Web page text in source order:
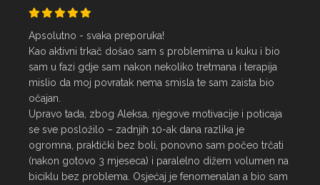
Apsolutno - svaka preporuka!
Kao aktivni trkač došao sam s problemima u kuku i bio
sam u fazi gdje sam nakon nekoliko tretmana i terapija
mislio da moj povratak nema smisla te sam zaista bio
očajan.
Upravo tada, zbog Aleksa, njegove motivacije i poticaja
se sve posložilo – zadnjih 10-ak dana razlika je
ogromna, praktički bez boli, ponovno sam počeo trčati
(nakon gotovo 3 mjeseca) i paralelno dižem volumen na
biciklu bez problema. Osjećaj je fenomenalan a bio sam